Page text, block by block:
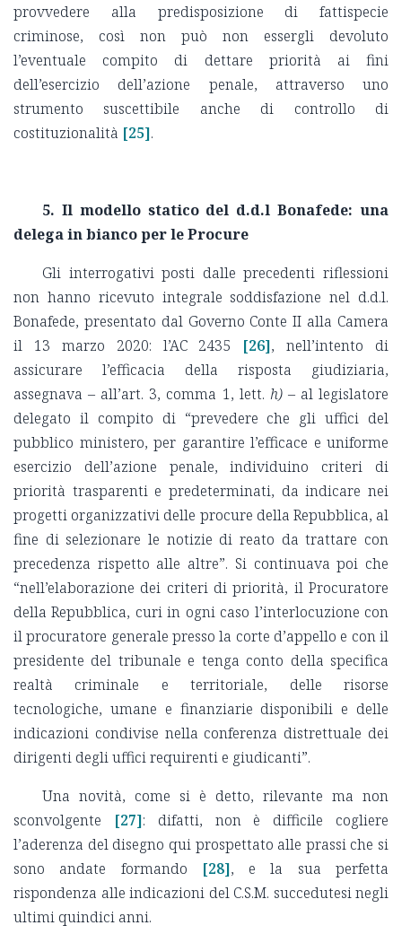
provvedere alla predisposizione di fattispecie
criminose, così non può non essergli devoluto
l’eventuale compito di dettare priorità ai fini
dell’esercizio dell’azione penale, attraverso uno
strumento suscettibile anche di controllo di
costituzionalità [25].
5. Il modello statico del d.d.l Bonafede: una
delega in bianco per le Procure
Gli interrogativi posti dalle precedenti riflessioni
non hanno ricevuto integrale soddisfazione nel d.d.l.
Bonafede, presentato dal Governo Conte II alla Camera
il 13 marzo 2020: l’AC 2435
[26], nell’intento di
assicurare l’efficacia della risposta giudiziaria,
assegnava – all’art. 3, comma 1, lett. h) – al legislatore
delegato il compito di “prevedere che gli uffici del
pubblico ministero, per garantire l’efficace e uniforme
esercizio dell’azione penale, individuino criteri di
priorità trasparenti e predeterminati, da indicare nei
progetti organizzativi delle procure della Repubblica, al
fine di selezionare le notizie di reato da trattare con
precedenza rispetto alle altre”. Si continuava poi che
“nell’elaborazione dei criteri di priorità, il Procuratore
della Repubblica, curi in ogni caso l’interlocuzione con
il procuratore generale presso la corte d’appello e con il
presidente del tribunale e tenga conto della specifica
realtà criminale e territoriale, delle risorse
tecnologiche, umane e finanziarie disponibili e delle
indicazioni condivise nella conferenza distrettuale dei
dirigenti degli uffici requirenti e giudicanti”.
Una novità, come si è detto, rilevante ma non
sconvolgente
[27]: difatti, non è difficile cogliere
l’aderenza del disegno qui prospettato alle prassi che si
sono andate formando
[28], e la sua perfetta
rispondenza alle indicazioni del C.S.M. succedutesi negli
ultimi quindici anni.